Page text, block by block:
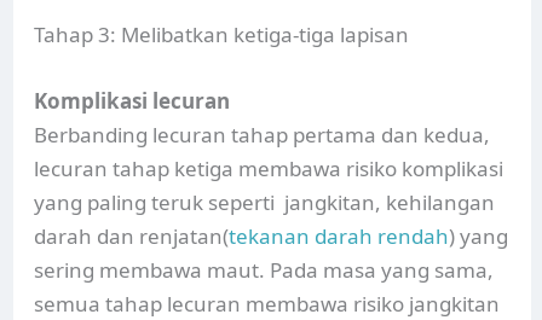
Tahap 3: Melibatkan ketiga-tiga lapisan
Komplikasi lecuran
Berbanding lecuran tahap pertama dan kedua,
lecuran tahap ketiga membawa risiko komplikasi
yang paling teruk seperti jangkitan, kehilangan
darah dan renjatan(tekanan darah rendah) yang
sering membawa maut. Pada masa yang sama,
semua tahap lecuran membawa risiko jangkitan